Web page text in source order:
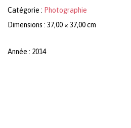
Catégorie : Photographie
Dimensions : 37,00 × 37,00 cm
Année : 2014